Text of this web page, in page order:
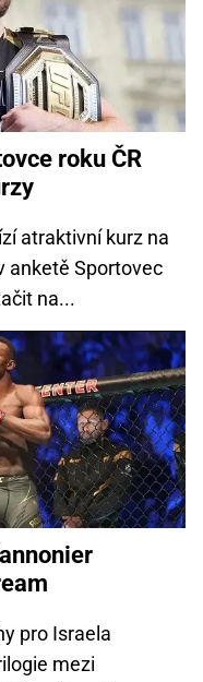
roku ČR
atraktivní kurz na
anketě Sportovec
na...
pro Israela
mezi